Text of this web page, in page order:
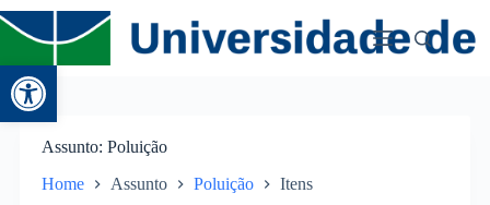
Abrir a barra de ferramentas
Assunto Poluição
Home Assunto Poluição Itens